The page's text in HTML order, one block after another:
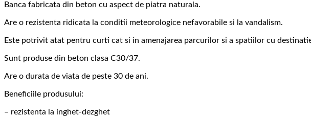
Banca fabricata din beton cu aspect de piatra naturala.
Are o rezistenta ridicata la conditii meteorologice nefavorabile si la vandalism.
Este potrivit atat pentru curti cat si in amenajarea parcurilor si a spatiilor cu
Sunt produse din beton clasa C30/37.
Are o durata de viata de peste 30 de ani.
Beneficiile produsului:
– rezistenta la inghet-dezghet